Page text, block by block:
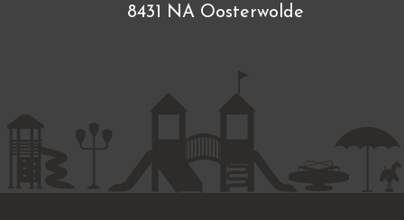
8431 NA Oosterwolde